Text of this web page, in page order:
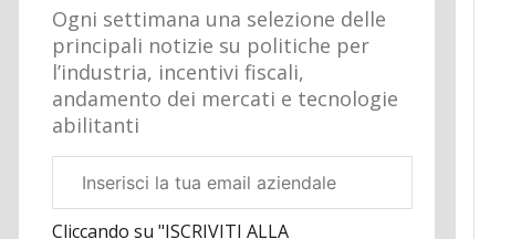
Ogni settimana una selezione delle
principali notizie su politiche per
l’industria, incentivi fiscali,
andamento dei mercati e tecnologie
abilitanti
aziendale
Cliccando su "ISCRIVITI ALLA